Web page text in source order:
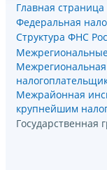
Главная страница
Федеральная
Структура ФНС
Межрайонная
крупнейшим
Государственная